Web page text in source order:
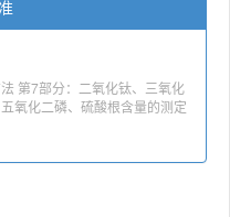
第7部分：二氧化钛、三氧化
氧化二磷、硫酸根含量的测定